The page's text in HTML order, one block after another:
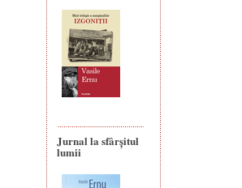
Jurnal la sfârșitul
lumii